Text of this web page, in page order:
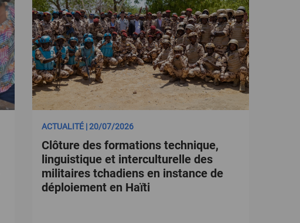
ACTUALITÉ | 20/07/2026
Clôture des formations technique,
linguistique et interculturelle des
militaires tchadiens en instance de
déploiement en Haïti